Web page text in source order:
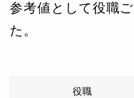
参考値として役職
た。
役職